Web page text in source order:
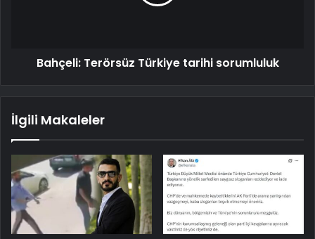
Bahçeli: Terörsüz Türkiye tarihi sorumluluk
İlgili Makaleler